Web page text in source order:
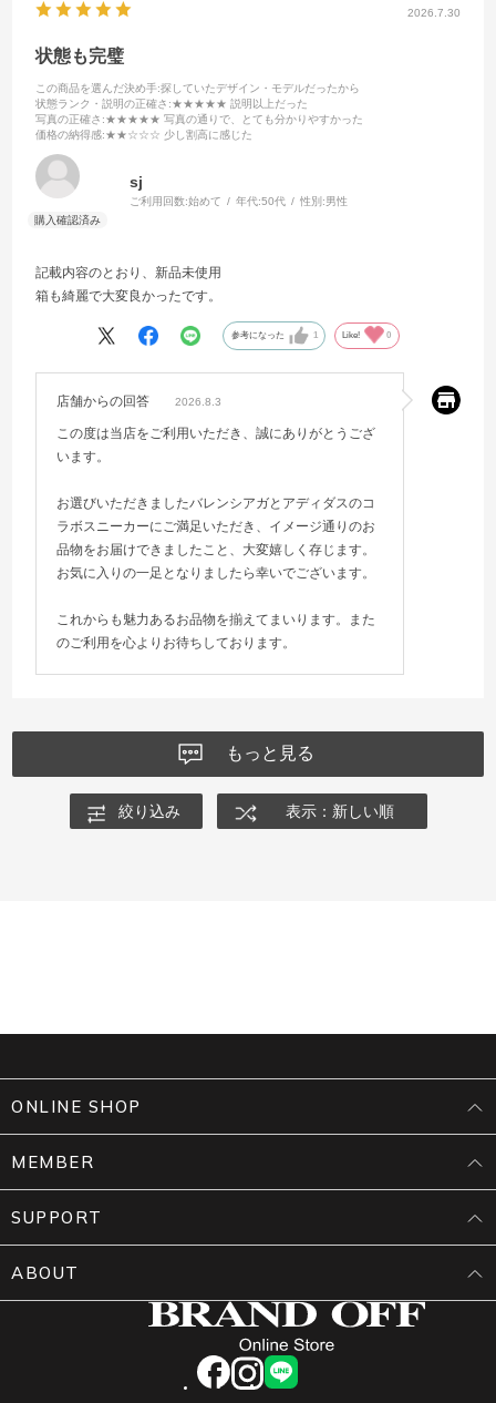
2026.7.30
状態も完璧
この商品を選んだ決め手:探していたデザイン・モデルだったから
状態ランク・説明の正確さ :★★★★★ 説明以上だった
写真の正確さ :★★★★★ 写真の通りで、とても分かりやすかった
価格の納得感:★★☆☆☆ 少し割高に感じた
sj
ご利用回数:始めて 年代:50代 性別:男性
記載内容のとおり、新品未使用
箱も綺麗で大変良かったです。
参考になった 1 Like! 0
店舗からの回答 2026.8.3
この度は当店をご利用いただき、誠にありがとうござ
います。
お選びいただきましたバレンシアガとアディダスのコ
ラボスニーカーにご満足いただき、イメージ通りのお
品物をお届けできましたこと、大変嬉しく存じます。
お気に入りの一足となりましたら幸いでございます。
これからも魅力あるお品物を揃えてまいります。また
のご利用を心よりお待ちしております。
もっと見る
絞り込み 表示：新しい順
facebookinstagram
LINE
ONLINE SHOP
MEMBER
SUPPORT
ABOUT